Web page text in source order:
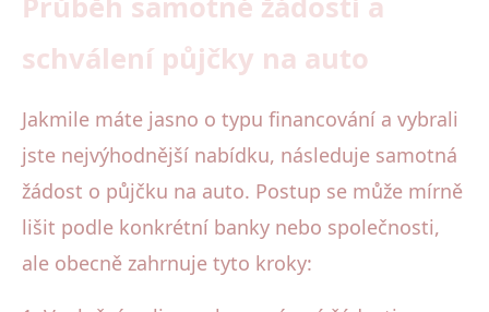
schválení půjčky na auto
Jakmile máte jasno o typu financování a vybrali
jste nejvýhodnější nabídku, následuje samotná
žádost o půjčku na auto. Postup se může mírně
lišit podle konkrétní banky nebo společnosti,
ale obecně zahrnuje tyto kroky: